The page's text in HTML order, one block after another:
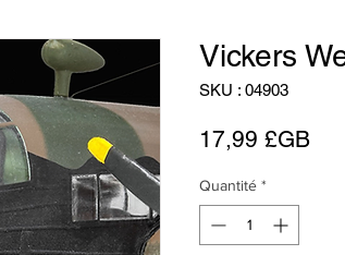
Vickers
SKU : 04903
17,99 £GB
Quantité *